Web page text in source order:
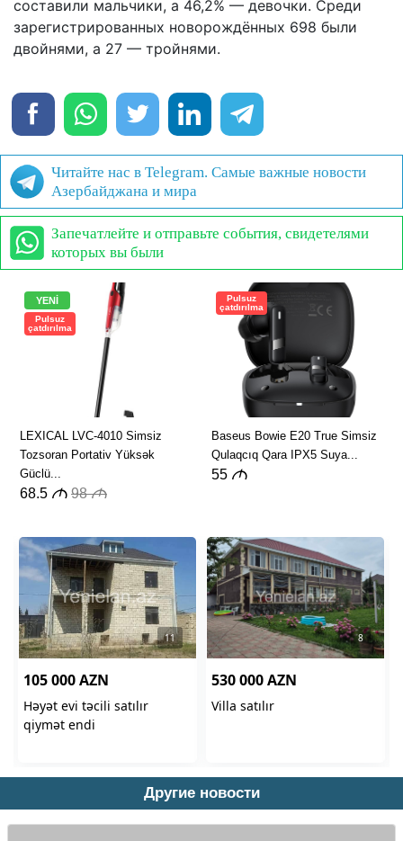
составили мальчики, а 46,2% — девочки. Среди
зарегистрированных новорождённых 698 были
двойнями, а 27 — тройнями.
Читайте нас в Telegram. Самые важные новости
Азербайджана и мира
Запечатлейте и отправьте события, свидетелями
которых вы были
Другие новости